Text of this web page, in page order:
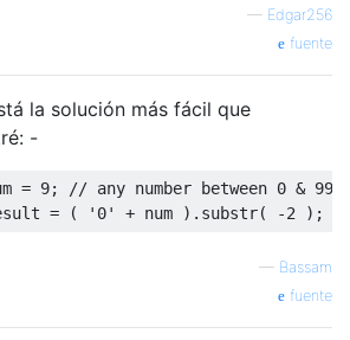
— Edgar256
fuente
la solución más fácil que
-
= 9;
// any number between 0 & 99
= ( '0' + num ). substr( -2 );
— Bassam
fuente